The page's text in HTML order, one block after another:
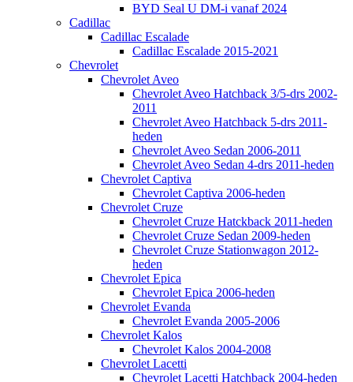
BYD Seal U DM-i vanaf 2024
Cadillac
Cadillac Escalade
Cadillac Escalade 2015-2021
Chevrolet
Chevrolet Aveo
Chevrolet Aveo Hatchback 3/5-drs 2002-
2011
Chevrolet Aveo Hatchback 5-drs 2011-
heden
Chevrolet Aveo Sedan 2006-2011
Chevrolet Aveo Sedan 4-drs 2011-heden
Chevrolet Captiva
Chevrolet Captiva 2006-heden
Chevrolet Cruze
Chevrolet Cruze Hatckback 2011-heden
Chevrolet Cruze Sedan 2009-heden
Chevrolet Cruze Stationwagon 2012-
heden
Chevrolet Epica
Chevrolet Epica 2006-heden
Chevrolet Evanda
Chevrolet Evanda 2005-2006
Chevrolet Kalos
Chevrolet Kalos 2004-2008
Chevrolet Lacetti
Chevrolet Lacetti Hatchback 2004-heden